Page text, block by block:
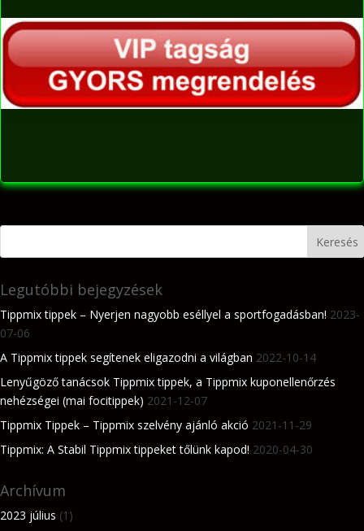
Legutóbbi bejegyzések
Tippmix tippek – Nyerjen nagyobb eséllyel a sportfogadásban! 2023-
07-06
A Tippmix tippek segítenek eligazodni a világban 2022-10-14
Lenyűgöző tanácsok Tippmix tippek, a Tippmix kuponellenőrzés
nehézségei (mai focitippek) 2021-12-07
Tippmix Tippek – Tippmix szelvény ajánló akció 2021-11-29
Tippmix: A Stabil Tippmix tippeket tőlünk kapod! 2020-04-30
Archívum
2023 július (1)